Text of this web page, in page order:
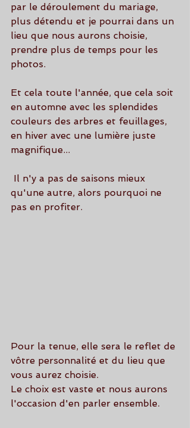
par le déroulement du mariage,
plus détendu et je pourrai dans un
lieu que nous aurons choisie,
prendre plus de temps pour les
photos.
Et cela toute l'année, que cela soit
en automne avec les splendides
couleurs des arbres et feuillages,
en hiver avec une lumière juste
magnifique...
qu'une autre, alors pourquoi ne
pas en profiter.
Pour la tenue, elle sera le reflet de
vôtre personnalité et du lieu que
vous aurez choisie.
Le choix est vaste et nous aurons
l'occasion d'en parler ensemble.